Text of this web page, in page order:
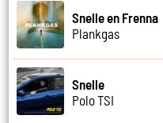
Snelle en Frenna
Plankgas
Snelle
Polo TSI